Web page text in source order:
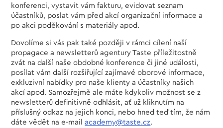
konferenci, vystavit vám fakturu, evidovat seznam
účastníků, poslat vám před akcí organizační informace a
po akci poděkování s materiály apod.
Dovolíme si vás pak také později v rámci cílení naší
propagace a newsletterů agentury Taste příležitostně
zvát na další naše obdobné konference či jiné události,
posílat vám další rozšiřující zajímavé oborové informace,
exkluzivní nabídky pro naše klienty a účastníky našich
akcí apod. Samozřejmě ale máte kdykoliv možnost se z
newsletterů definitivně odhlásit, ať už kliknutím na
příslušný odkaz na jejich konci, nebo hned teď tím, že nám
dáte vědět na e-mailacademy@taste.cz.